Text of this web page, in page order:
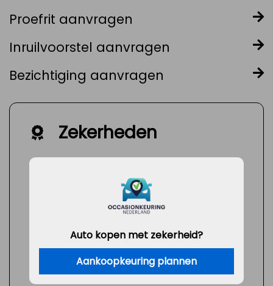
Proefrit aanvragen
Inruilvoorstel aanvragen
Bezichtiging aanvragen
Zekerheden
Auto kopen met zekerheid?
Aankoopkeuring plannen